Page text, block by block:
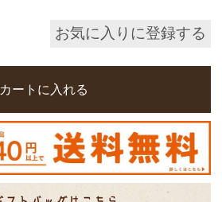
お気に入りに登録する
カートに入れる